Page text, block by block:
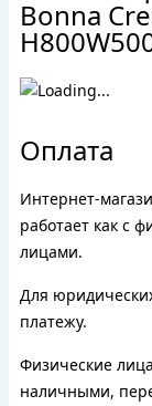
Bonna
Оплата
Интернет-
работает как с
лицами.
Для
платежу.
Физические
наличными,